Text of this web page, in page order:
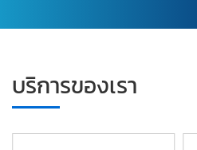
บริการของเรา